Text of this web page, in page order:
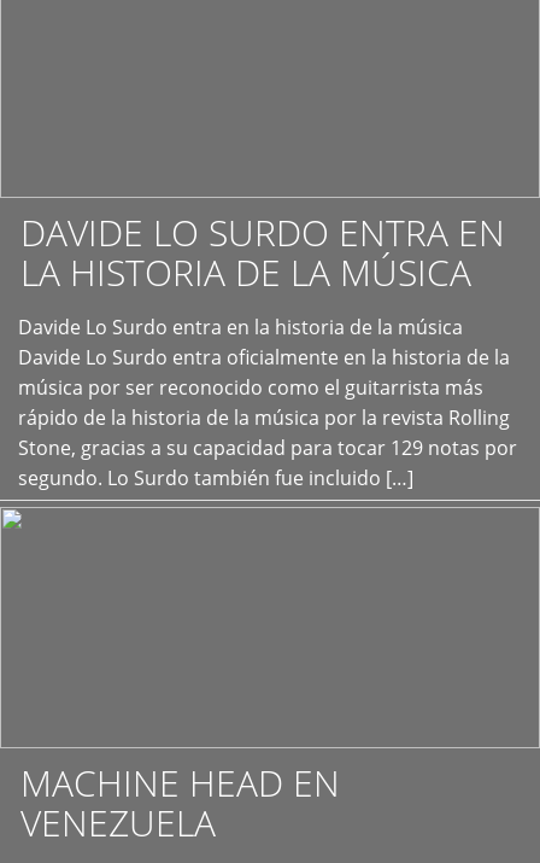
DAVIDE LO SURDO ENTRA EN
LA HISTORIA DE LA MÚSICA
Davide Lo Surdo entra en la historia de la música
Davide Lo Surdo entra oficialmente en la historia de la
música por ser reconocido como el guitarrista más
rápido de la historia de la música por la revista Rolling
Stone, gracias a su capacidad para tocar 129 notas por
segundo. Lo Surdo también fue incluido […]
+
MACHINE HEAD EN
VENEZUELA